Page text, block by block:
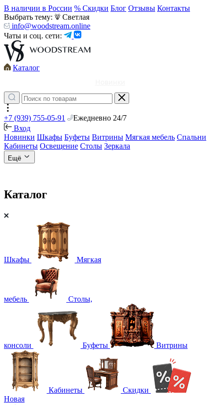
В наличии в России % Скидки Блог Отзывы Контакты
Выбрать тему:
Светлая
info@woodstream.online
Чаты и соц. сети:
Каталог
+7 (939) 755-05-91
Ежедневно 24/7
Вход
Новинки Шкафы Буфеты Витрины Мягкая мебель Спальни
Кабинеты Освещение Столы Зеркала
Ещё
Каталог
Шкафы Мягкая
мебель Столы,
консоли Буфеты Витрины
Кабинеты
Скидки
Новая